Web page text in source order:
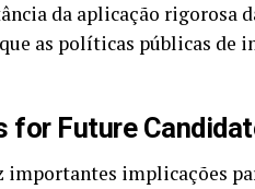
da aplicação rigorosa
as políticas públicas de
for Future
importantes implicações